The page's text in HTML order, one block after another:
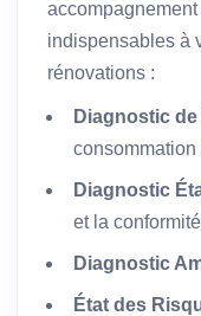
indispensables à
rénovations :
Diagnostic
Diagnostic
et la
Diagnostic
État des